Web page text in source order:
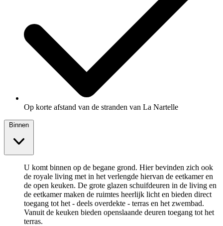
Op korte afstand van de stranden van La Nartelle
U komt binnen op de begane grond. Hier bevinden zich ook
de royale living met in het verlengde hiervan de eetkamer en
de open keuken. De grote glazen schuifdeuren in de living en
de eetkamer maken de ruimtes heerlijk licht en bieden direct
toegang tot het - deels overdekte - terras en het zwembad.
Vanuit de keuken bieden openslaande deuren toegang tot het
terras.